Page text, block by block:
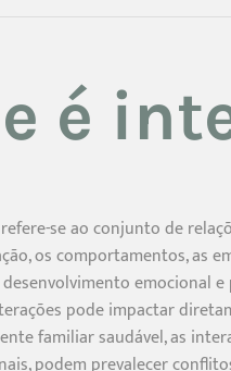
é
se ao conjunto de
os comportamentos, as
emocional
pode impactar
familiar saudável, as